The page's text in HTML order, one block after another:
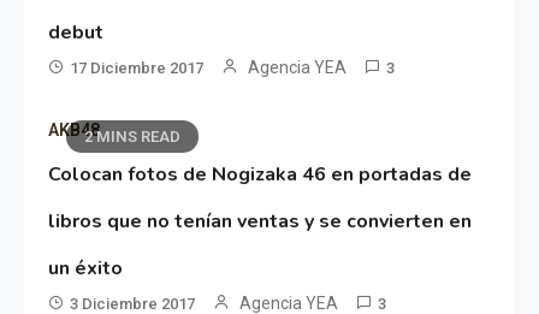
debut
17 Diciembre 2017 Agencia YEA 3
2 MINS READ
AKB48
Colocan fotos de Nogizaka 46 en portadas de
libros que no tenían ventas y se convierten en
un éxito
3 Diciembre 2017 Agencia YEA 3